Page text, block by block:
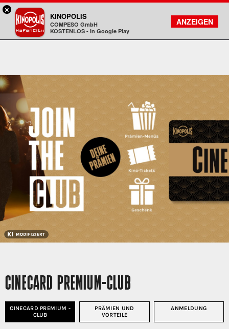
Kinopolis
FILMSUCHE
KONTO
CINECARD PREMIUM-CLUB
CINECARD PREMIUM -
CLUB
PRÄMIEN UND
VORTEILE
ANMELDUNG
×
KINOPOLIS
COMPESO GmbH
KOSTENLOS - In Google Play
ANZEIGEN